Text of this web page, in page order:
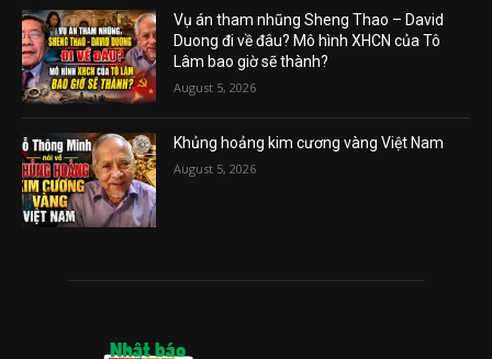
Vụ án tham nhũng Sheng Thao – David
Duong đi về đâu? Mô hình XHCN của Tô
Lâm bao giờ sẽ thành?
August 5, 2026
Khủng hoảng kim cương vàng Việt Nam
August 5, 2026